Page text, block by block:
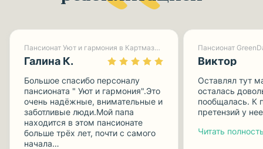
Пансионат Уют и гармония в Картмазово-1
Галина К.
Большое спасибо персоналу
пансионата " Уют и гармония".Это
очень надёжные, внимательные и
заботливые люди.Мой папа
находится в этом пансионате
больше трёх лет, почти с самого
начала…
Виктор
Оставлял тут
осталась
пообщалась. К
претензий у
Читать